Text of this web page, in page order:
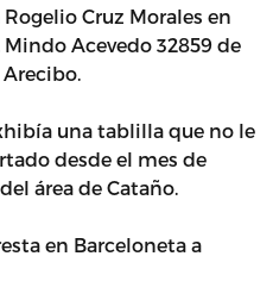
Cruz Morales en
Acevedo 32859 de
Arecibo.
una tablilla que no le
desde el mes de
área de Cataño.
en Barceloneta a